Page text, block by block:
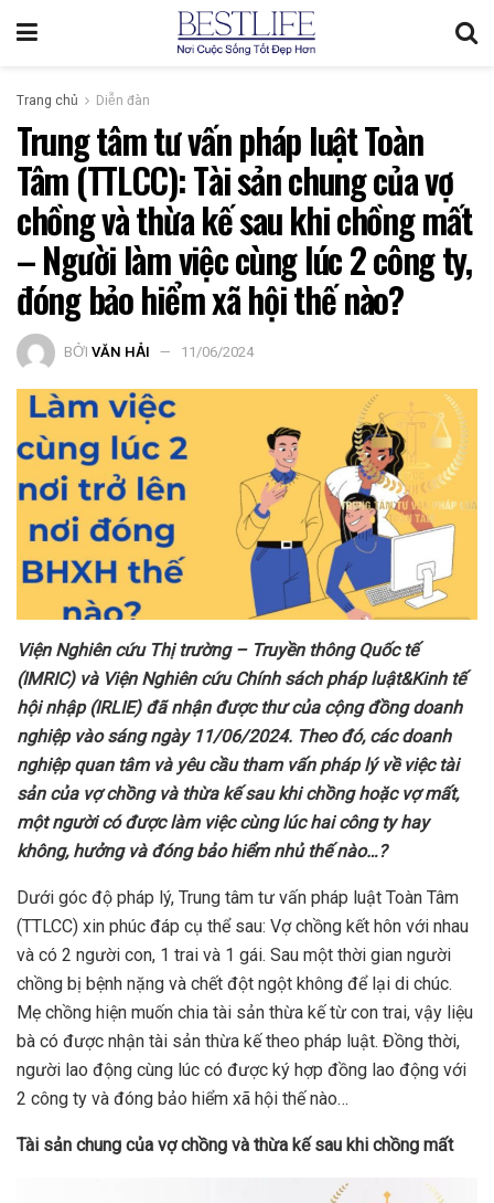
Trang chủ Diễn đàn
Trung tâm tư vấn pháp luật Toàn
Tâm (TTLCC): Tài sản chung của vợ
chồng và thừa kế sau khi chồng mất
– Người làm việc cùng lúc 2 công ty,
đóng bảo hiểm xã hội thế nào?
BỞI VĂN HẢI 11/06/2024
Viện Nghiên cứu Thị trường – Truyền thông Quốc tế
(IMRIC) và Viện Nghiên cứu Chính sách pháp luật&Kinh tế
hội nhập (IRLIE) đã nhận được thư của cộng đồng doanh
nghiệp vào sáng ngày 11/06/2024. Theo đó, các doanh
nghiệp quan tâm và yêu cầu tham vấn pháp lý về việc tài
sản của vợ chồng và thừa kế sau khi chồng hoặc vợ mất,
một người có được làm việc cùng lúc hai công ty hay
không, hưởng và đóng bảo hiểm nhủ thế nào…?
Dưới góc độ pháp lý, Trung tâm tư vấn pháp luật Toàn Tâm
(TTLCC) xin phúc đáp cụ thể sau: Vợ chồng kết hôn với nhau
và có 2 người con, 1 trai và 1 gái. Sau một thời gian người
chồng bị bệnh nặng và chết đột ngột không để lại di chúc.
Mẹ chồng hiện muốn chia tài sản thừa kế từ con trai, vậy liệu
bà có được nhận tài sản thừa kế theo pháp luật. Đồng thời,
người lao động cùng lúc có được ký hợp đồng lao động với
2 công ty và đóng bảo hiểm xã hội thế nào…
Tài sản chung của vợ chồng và thừa kế sau khi chồng mất